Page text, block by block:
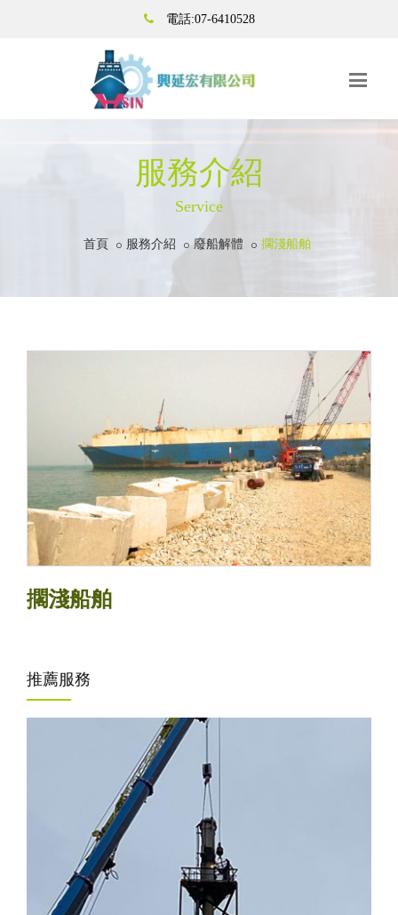
電話:07-6410528
服務介紹
Service
首頁 服務介紹 廢船解體 擱淺船舶
擱淺船舶
推薦服務